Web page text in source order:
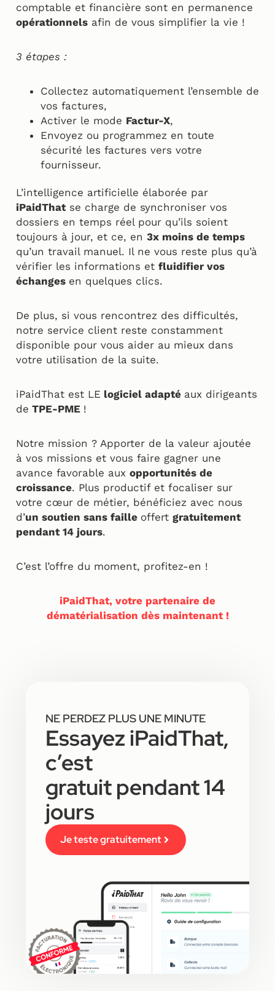
comptable et financière sont en permanence
opérationnels afin de vous simplifier la vie !
3 étapes :
Collectez automatiquement l’ensemble de
vos factures,
Activer le mode Factur-X,
Envoyez ou programmez en toute
sécurité les factures vers votre
fournisseur.
L’intelligence artificielle élaborée par
iPaidThatse charge de synchroniser vos
dossiers en temps réel pour qu’ils soient
toujours à jour, et ce, en 3x moins de temps
qu’un travail manuel. Il ne vous reste plus qu’à
vérifier les informations et fluidifier vos
échanges en quelques clics.
De plus, si vous rencontrez des difficultés,
notre service client reste constamment
disponible pour vous aider au mieux dans
votre utilisation de la suite.
iPaidThat est LE logiciel adapté aux dirigeants
de TPE-PME !
Notre mission ? Apporter de la valeur ajoutée
à vos missions et vous faire gagner une
avance favorable aux opportunités de
croissance. Plus productif et focaliser sur
votre cœur de métier, bénéficiez avec nous
d’un soutien sans faille offert gratuitement
pendant 14 jours.
C’est l’offre du moment, profitez-en !
iPaidThat, votre partenaire de
dématérialisation dès maintenant !
NE PERDEZ PLUS UNE MINUTE
Essayez iPaidThat,
c’est
gratuit pendant 14
jours
Je teste gratuitement